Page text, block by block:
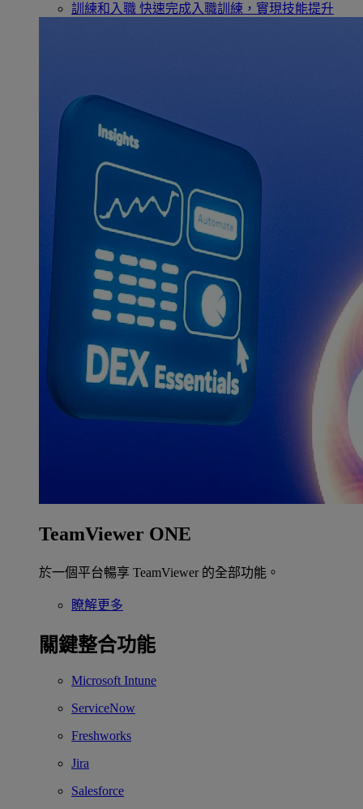
訓練和入職 快速完成入職訓練，實現技能提升
TeamViewer ONE
於一個平台暢享 TeamViewer 的全部功能。
瞭解更多
關鍵整合功能
Microsoft Intune
ServiceNow
Freshworks
Jira
Salesforce